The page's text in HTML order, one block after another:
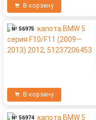
В корзину
№ 56975
В корзину
№ 56974